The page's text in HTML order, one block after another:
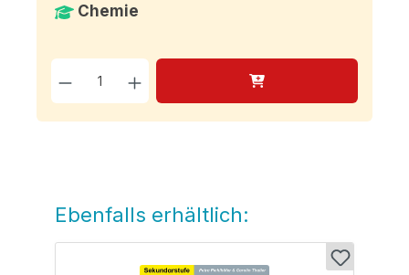
Chemie
Produkt Anzahl: Gib den
Produktgalerie überspringen
Ebenfalls erhältlich: